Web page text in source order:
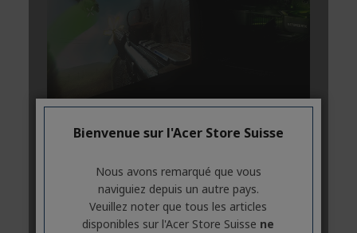
Bienvenue sur l'Acer Store Suisse
Nous avons remarqué que vous
naviguiez depuis un autre pays.
Veuillez noter que tous les articles
disponibles sur l'Acer Store Suisse ne